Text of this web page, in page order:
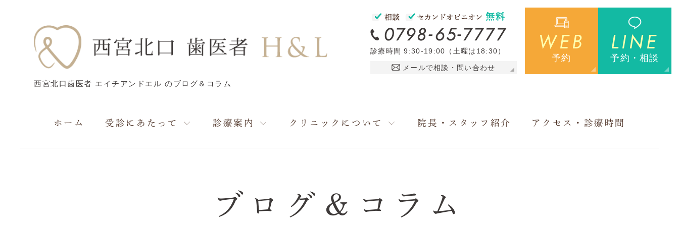
診療時間 9:30-19:00（土曜は18:30）
メールで相談・問い合わせ
WEB
予約
LINE
予約・相談
西宮北口歯医者 エイチアンドエル のブログ＆コラム
ホーム 受診にあたって 診療案内 クリニックについて 院長・スタッフ紹介 アクセス・診療時間
ブログ＆コラム